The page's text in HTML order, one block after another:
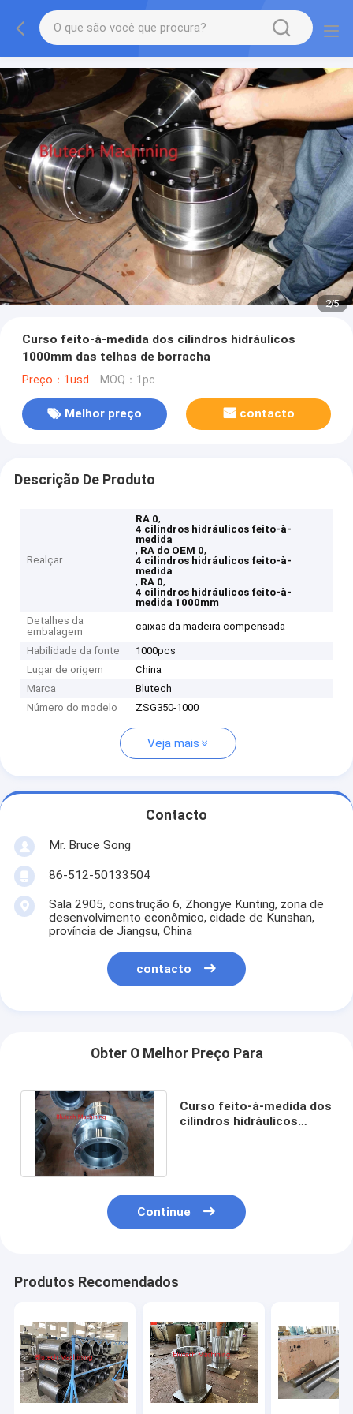
2/5
Curso feito-à-medida dos cilindros hidráulicos
1000mm das telhas de borracha
Preço：1usd MOQ：1pc
Melhor preço contacto
Descrição De Produto
Realçar
RA 0,
4 cilindros hidráulicos feito-à-
medida
, RA do OEM 0,
4 cilindros hidráulicos feito-à-
medida
, RA 0,
4 cilindros hidráulicos feito-à-
medida 1000mm
Detalhes da
embalagem
caixas da madeira compensada
Habilidade da fonte
1000pcs
Lugar de origem
China
Marca
Blutech
Número do modelo
ZSG350-1000
Veja mais
Contacto
Mr. Bruce Song
86-512-50133504
Sala 2905, construção 6, Zhongye Kunting, zona de
desenvolvimento econômico, cidade de Kunshan,
província de Jiangsu, China
contacto
Obter O Melhor Preço Para
Curso feito-à-medida dos
cilindros hidráulicos
Continue
Produtos Recomendados